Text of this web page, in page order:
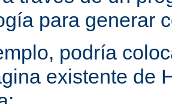
para generar
podría
existente de